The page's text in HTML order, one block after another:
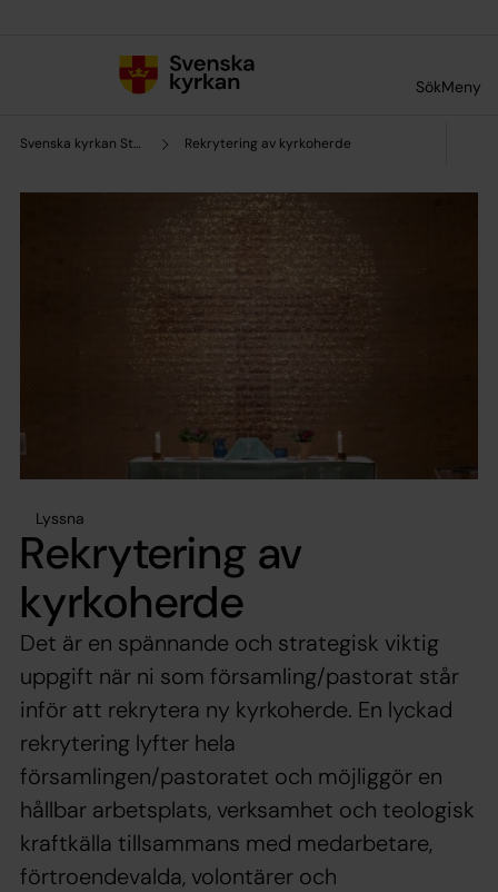
SökMeny
Svenska kyrkan Stockholms stift Rekrytering av kyrkoherde
Lyssna
Rekrytering av
kyrkoherde
Det är en spännande och strategisk viktig
uppgift när ni som församling/pastorat står
inför att rekrytera ny kyrkoherde. En lyckad
rekrytering lyfter hela
församlingen/pastoratet och möjliggör en
hållbar arbetsplats, verksamhet och teologisk
kraftkälla tillsammans med medarbetare,
förtroendevalda, volontärer och